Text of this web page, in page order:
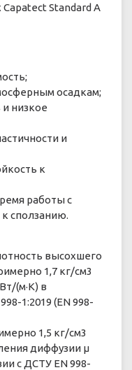
Standard А
осадкам;
низкое
и
к
работы с
сползанию.
высохшего
1,7 кг/см3
(м·K) в
1:2019 (EN 998-
1,5 кг/см3
диффузии µ
с ДСТУ EN 998-